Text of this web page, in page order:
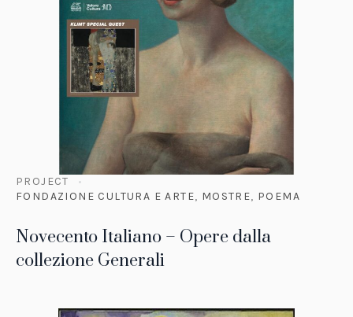
PROJECT
FONDAZIONE CULTURA E ARTE, MOSTRE, POEMA
Novecento Italiano – Opere dalla
collezione Generali